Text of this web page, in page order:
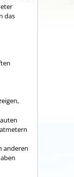
das
anderen